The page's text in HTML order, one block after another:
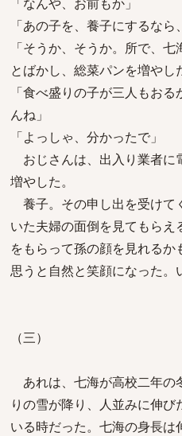
「あの子を、養子にするなら
「そうか、そうか。所で、
とばかし、総菜パンを増やし
「食べ盛りの子が三人もお
んね」
「よっしゃ、分かったで」
おじさんは、出入り業者に
増やした。
養子。その申し出を受けて
いた夫婦の面倒を見てもら
をもらって孫の顔を見れるか
思うと自然と笑顔になった。
（三）
あれは、七海が高校二年の
りの雪が降り、人並みに伸
いる時だった。七海の身長は